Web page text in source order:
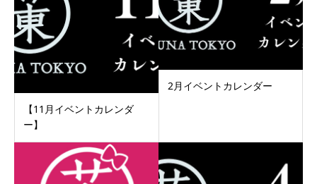
【11月イベントカレンダ
ー】
2月イベントカレンダー